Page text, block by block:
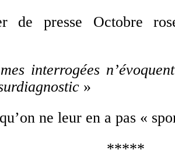
de presse Octobre
interrogées
»
ne leur en a pas «
*****